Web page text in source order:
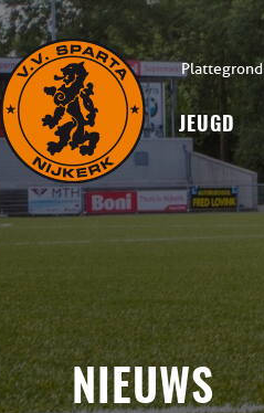
Plattegrond
JEUGD
NIEUWS